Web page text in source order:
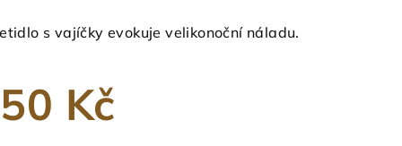
s vajíčky evokuje velikonoční náladu.
Kč